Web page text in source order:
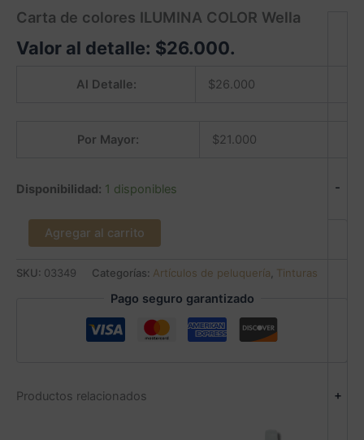
Carta de colores ILUMINA COLOR Wella
Valor al detalle: $26.000.
Al Detalle: $26.000
Por Mayor: $21.000
Disponibilidad: 1 disponibles -
+
Agregar al carrito
SKU: 03349 Categorías: Artículos de peluquería, Tinturas
Pago seguro garantizado
Productos relacionados